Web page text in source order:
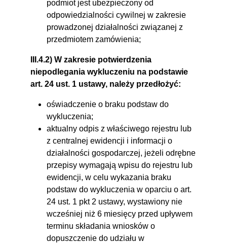
podmiot jest ubezpieczony od
odpowiedzialności cywilnej w zakresie
prowadzonej działalności związanej z
przedmiotem zamówienia;
III.4.2) W zakresie potwierdzenia
niepodlegania wykluczeniu na podstawie
art. 24 ust. 1 ustawy, należy przedłożyć:
oświadczenie o braku podstaw do
wykluczenia;
aktualny odpis z właściwego rejestru lub
z centralnej ewidencji i informacji o
działalności gospodarczej, jeżeli odrębne
przepisy wymagają wpisu do rejestru lub
ewidencji, w celu wykazania braku
podstaw do wykluczenia w oparciu o art.
24 ust. 1 pkt 2 ustawy, wystawiony nie
wcześniej niż 6 miesięcy przed upływem
terminu składania wniosków o
dopuszczenie do udziału w